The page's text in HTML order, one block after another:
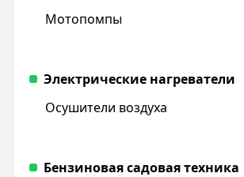
Мотопомпы
Электрические нагреватели
Осушители воздуха
Бензиновая садовая техника